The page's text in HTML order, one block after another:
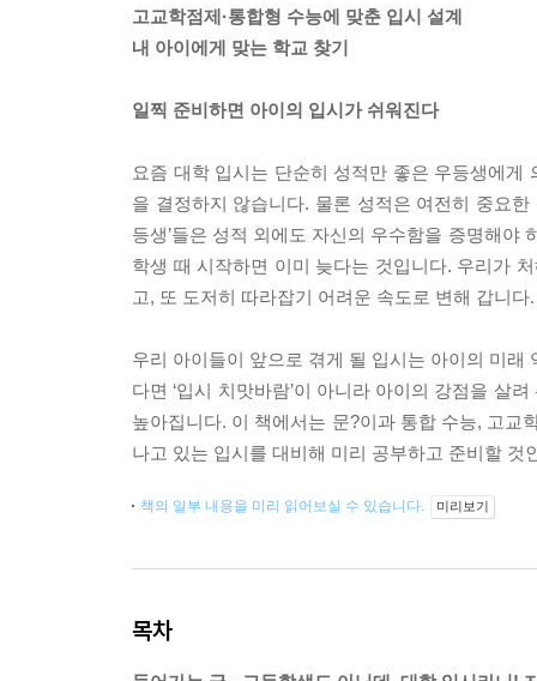
고교학점제·통합형 수능에 맞춘 입시 설계
내 아이에게 맞는 학교 찾기
일찍 준비하면 아이의 입시가 쉬워진다
요즘 대학 입시는 단순히 성적만 좋은 우등생에
을 결정하지 않습니다. 물론 성적은 여전히 중요
등생’들은 성적 외에도 자신의 우수함을 증명해
학생 때 시작하면 이미 늦다는 것입니다. 우리가
고, 또 도저히 따라잡기 어려운 속도로 변해 갑니다.
우리 아이들이 앞으로 겪게 될 입시는 아이의 미
다면 ‘입시 치맛바람’이 아니라 아이의 강점을 살
높아집니다. 이 책에서는 문?이과 통합 수능, 고교
나고 있는 입시를 대비해 미리 공부하고 준비할
책의 일부 내용을 미리 읽어보실 수 있습니다. 미리보기
목차